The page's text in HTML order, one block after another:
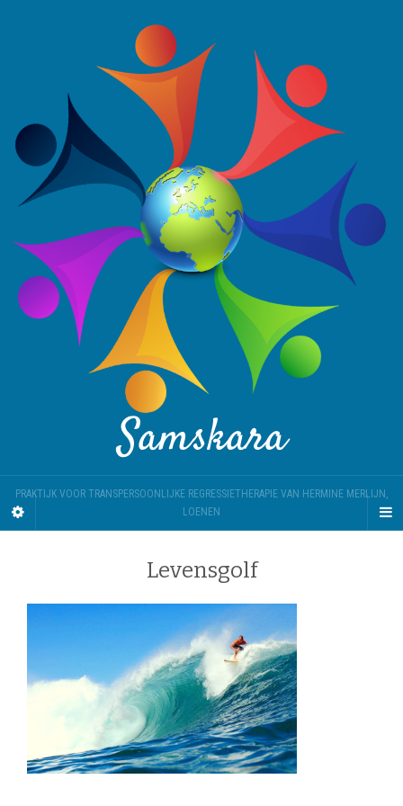
Samskara
PRAKTIJK VOOR TRANSPERSOONLIJKE REGRESSIETHERAPIE VAN HERMINE MERLIJN,
LOENEN
Levensgolf